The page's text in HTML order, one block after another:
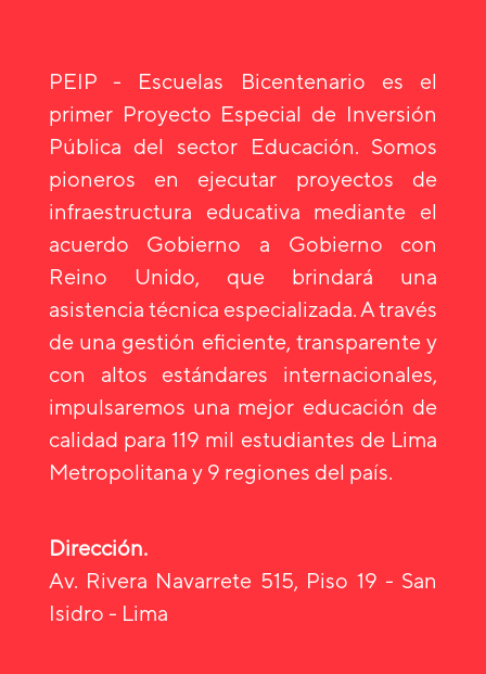
PEIP - Escuelas Bicentenario es el
primer Proyecto Especial de Inversión
Pública del sector Educación. Somos
pioneros en ejecutar proyectos de
infraestructura educativa mediante el
acuerdo Gobierno a Gobierno con
Reino Unido, que brindará una
asistencia técnica especializada. A través
de una gestión eficiente, transparente y
con altos estándares internacionales,
impulsaremos una mejor educación de
calidad para 119 mil estudiantes de Lima
Metropolitana y 9 regiones del país.
Dirección.
Av. Rivera Navarrete 515, Piso 19 - San
Isidro - Lima